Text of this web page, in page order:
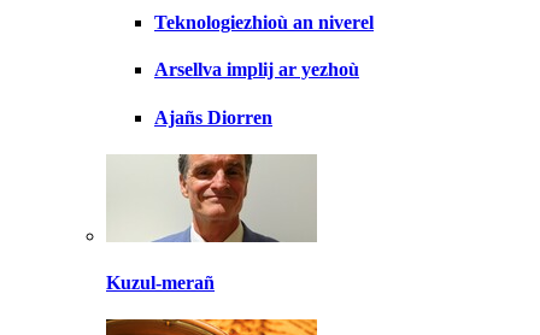
Teknologiezhioù an niverel
Arsellva implij ar yezhoù
Ajañs Diorren
Kuzul-merañ